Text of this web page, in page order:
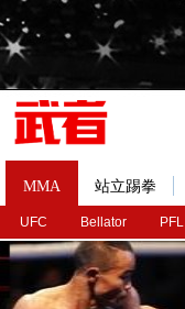
MMA
UFC Bellator PFL
站立踢拳